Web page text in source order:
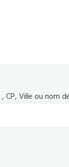
, CP, Ville ou nom